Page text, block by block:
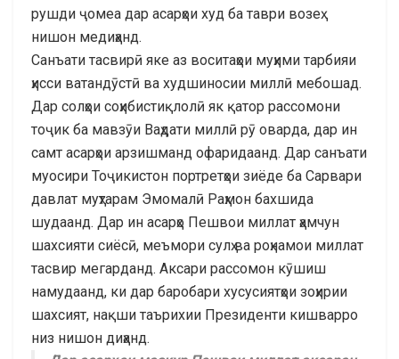
рушди ҷомеа дар асарҳои худ ба таври возеҳ
нишон медиҳанд.
Санъати тасвирӣ яке аз воситаҳои муҳими тарбияи
ҳисси ватандӯстӣ ва худшиносии миллӣ мебошад.
Дар солҳои соҳибистиқлолӣ як қатор рассомони
тоҷик ба мавзӯи Ваҳдати миллӣ рӯ оварда, дар ин
самт асарҳои арзишманд офаридаанд. Дар санъати
муосири Тоҷикистон портретҳои зиёде ба Сарвари
давлат муҳтарам Эмомалӣ Раҳмон бахшида
шудаанд. Дар ин асарҳо Пешвои миллат ҳамчун
шахсияти сиёсӣ, меъмори сулҳ ва роҳнамои миллат
тасвир мегарданд. Аксари рассомон кӯшиш
намудаанд, ки дар баробари хусусиятҳои зоҳирии
шахсият, нақши таърихии Президенти кишварро
низ нишон диҳанд.